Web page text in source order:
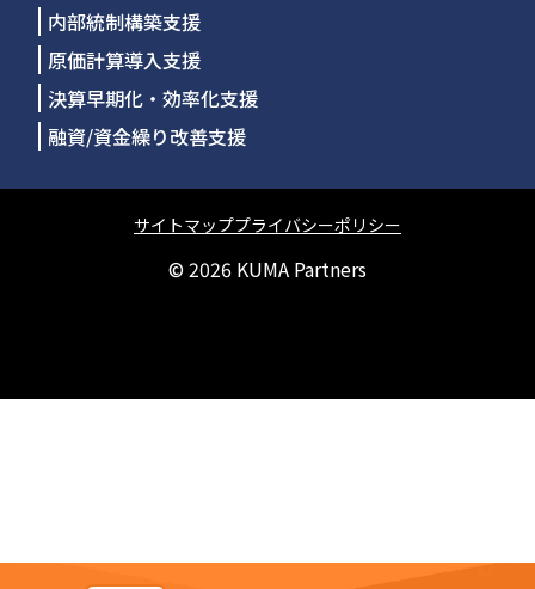
内部統制構築支援
原価計算導入支援
決算早期化・効率化支援
融資/資金繰り改善支援
サイトマッププライバシーポリシー
© 2026 KUMA Partners